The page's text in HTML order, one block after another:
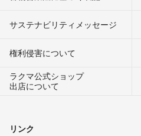
サステナビリティメッセージ
権利侵害について
ラクマ公式ショップ
出店について
リンク